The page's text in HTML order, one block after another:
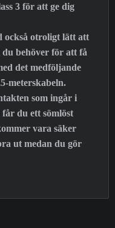
3 för att ge dig
också otroligt lätt att
behöver för att få
det medföljande
meterskabeln.
som ingår i
du ett sömlöst
vara säker
ut medan du gör